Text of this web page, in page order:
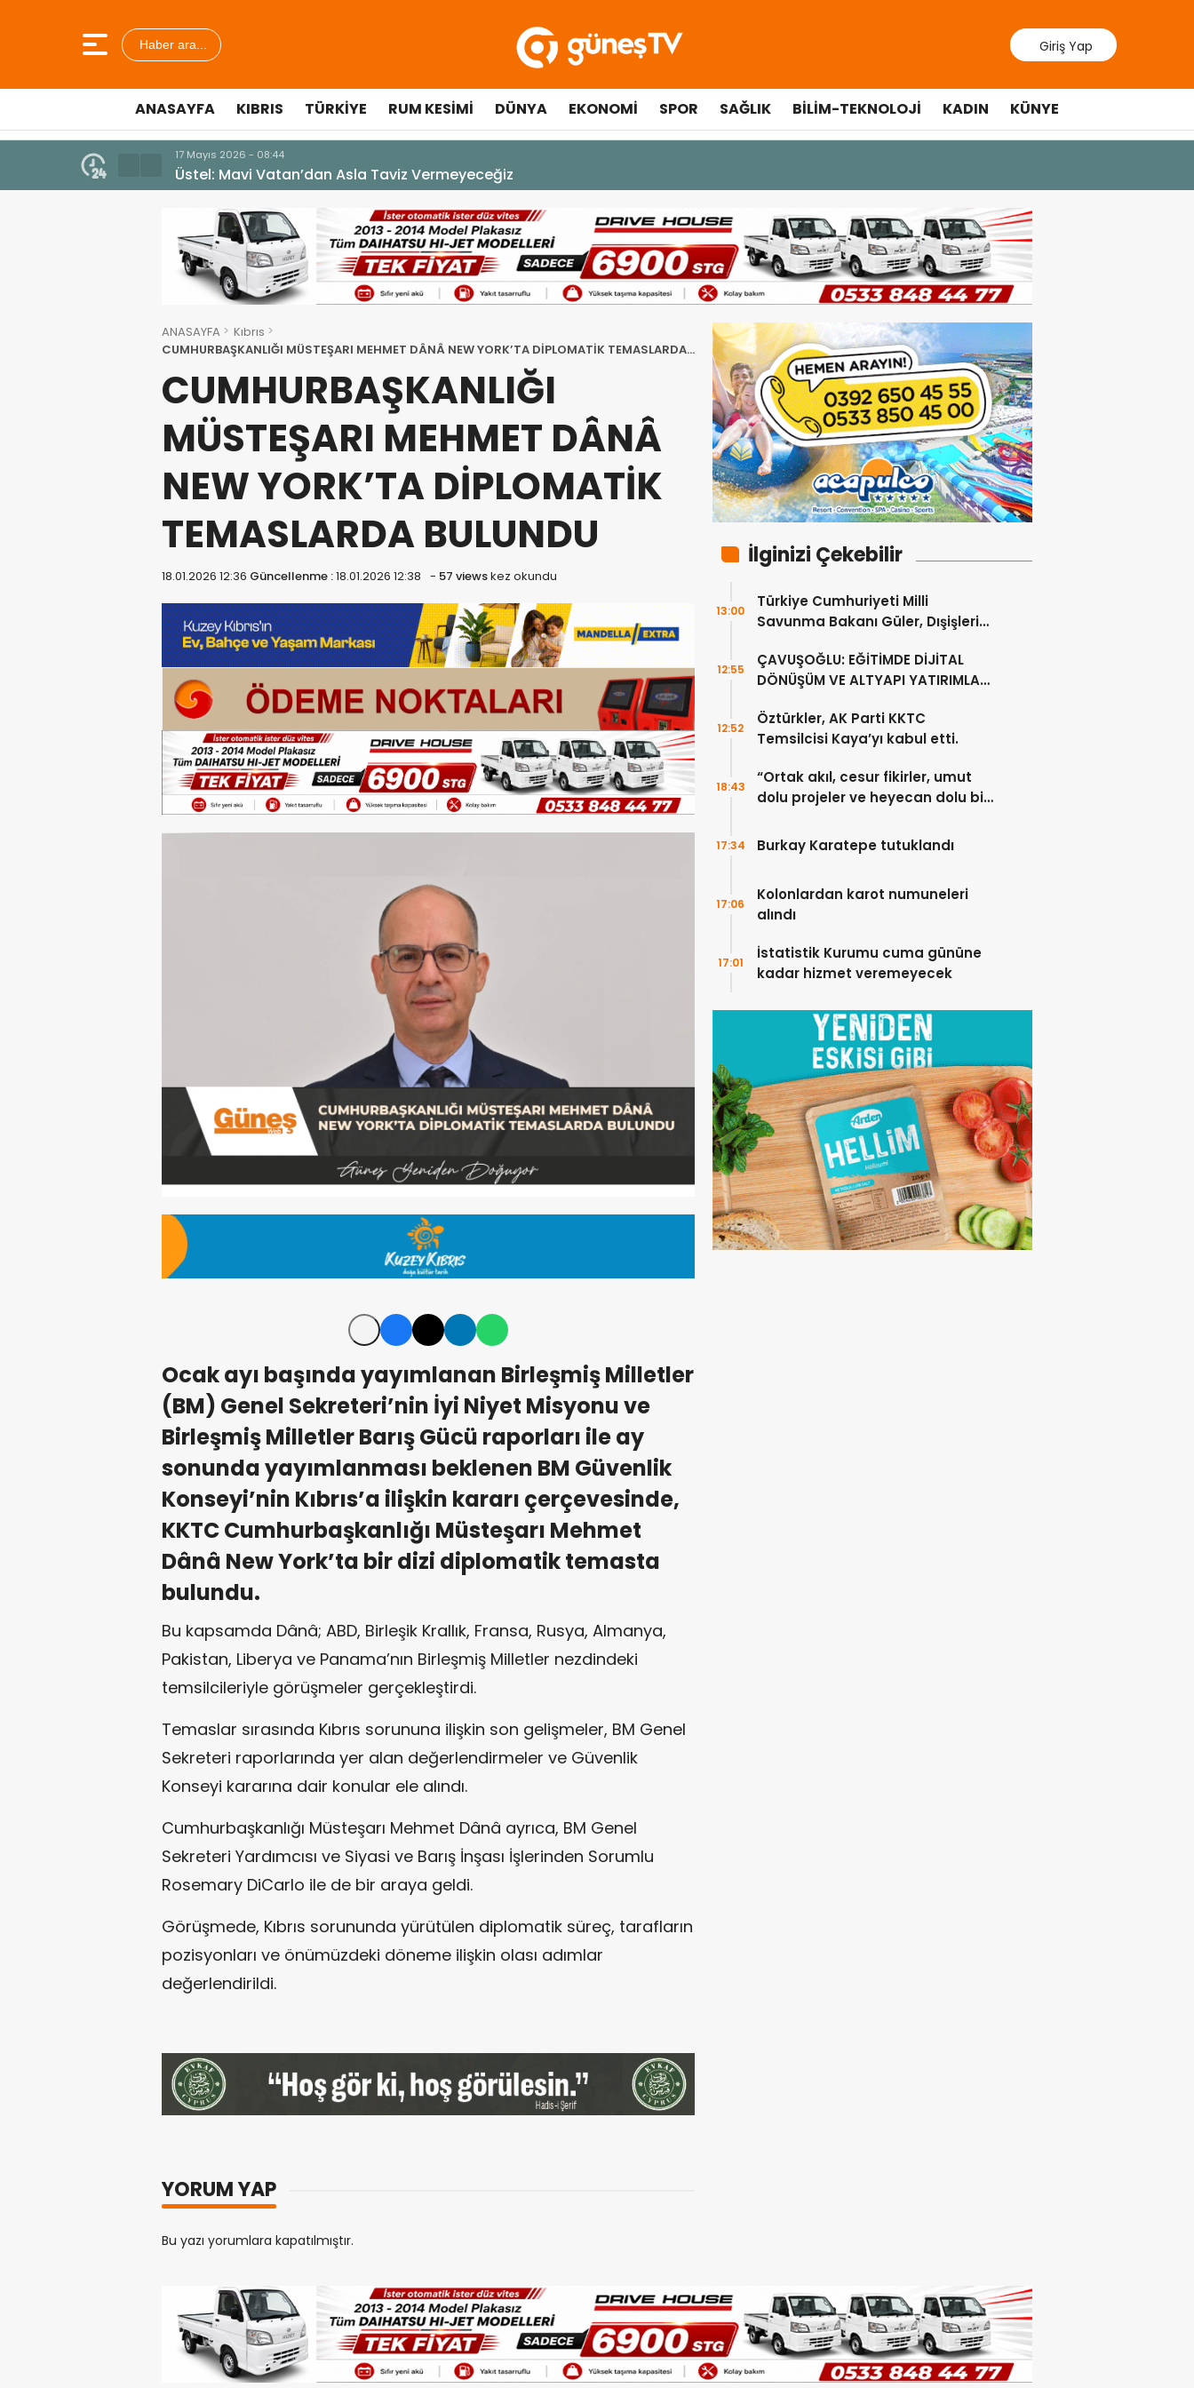
Haber ara... Giriş Yap
ANASAYFA KIBRIS TÜRKIYE RUM KESIMI DÜNYA EKONOMI SPOR SAĞLIK BILIM-TEKNOLOJI KADIN KÜNYE
10 Temmuz 2026 - 18:49
Cumhurbaşkanı Erhürman sergi açılışında fenalaşarak hastaneye kaldırıldı
ANASAYFA
Kıbrıs
CUMHURBAŞKANLIĞI MÜSTEŞARI MEHMET DÂNÂ NEW YORK’TA DİPLOMATİK TEMASLARDA
CUMHURBAŞKANLIĞI
MÜSTEŞARI MEHMET DÂNÂ
NEW YORK’TA DİPLOMATİK
TEMASLARDA BULUNDU
18.01.2026 12:36 Güncellenme :18.01.2026 12:38 - 57 viewskez okundu
Ocak ayı başında yayımlanan Birleşmiş Milletler
(BM) Genel Sekreteri’nin İyi Niyet Misyonu ve
Birleşmiş Milletler Barış Gücü raporları ile ay
sonunda yayımlanması beklenen BM Güvenlik
Konseyi’nin Kıbrıs’a ilişkin kararı çerçevesinde,
KKTC Cumhurbaşkanlığı Müsteşarı Mehmet
Dânâ New York’ta bir dizi diplomatik temasta
bulundu.
Bu kapsamda Dânâ; ABD, Birleşik Krallık, Fransa, Rusya, Almanya,
Pakistan, Liberya ve Panama’nın Birleşmiş Milletler nezdindeki
temsilcileriyle görüşmeler gerçekleştirdi.
Temaslar sırasında Kıbrıs sorununa ilişkin son gelişmeler, BM Genel
Sekreteri raporlarında yer alan değerlendirmeler ve Güvenlik
Konseyi kararına dair konular ele alındı.
Cumhurbaşkanlığı Müsteşarı Mehmet Dânâ ayrıca, BM Genel
Sekreteri Yardımcısı ve Siyasi ve Barış İnşası İşlerinden Sorumlu
Rosemary DiCarlo ile de bir araya geldi.
Görüşmede, Kıbrıs sorununda yürütülen diplomatik süreç, tarafların
pozisyonları ve önümüzdeki döneme ilişkin olası adımlar
değerlendirildi.
YORUM YAP
Bu yazı yorumlara kapatılmıştır.
İlginizi Çekebilir
Türkiye Cumhuriyeti Milli
Savunma Bakanı Güler, Dışişleri
görüştü
13:00
ÇAVUŞOĞLU: EĞİTİMDE DİJİTAL
DÖNÜŞÜM VE ALTYAPI YATIRIMLARI
12:55
Öztürkler, AK Parti KKTC
Temsilcisi Kaya’yı kabul etti.
12:52
“Ortak akıl, cesur fikirler, umut
dolu projeler ve heyecan dolu bir
18:43
Burkay Karatepe tutuklandı
17:34
Kolonlardan karot numuneleri
alındı
17:06
İstatistik Kurumu cuma gününe
kadar hizmet veremeyecek
17:01